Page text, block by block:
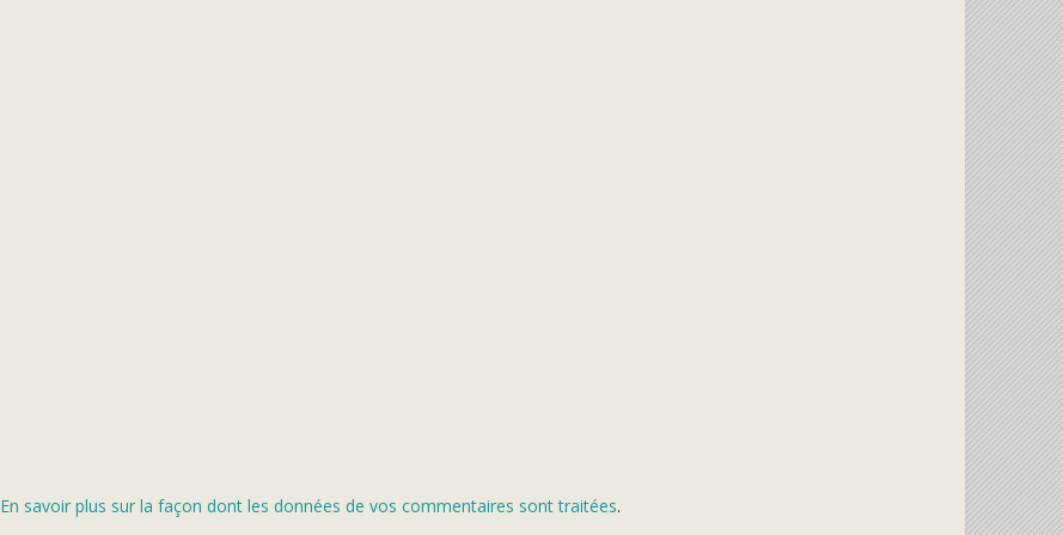
En savoir plus sur la façon dont les données de vos commentaires sont traitées.